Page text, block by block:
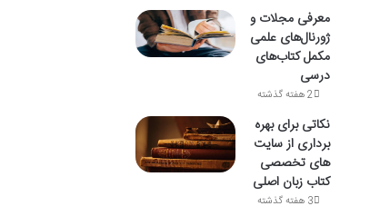
معرفی مجلات و
ژورنال‌های علمی
مکمل کتاب‌های
درسی
2 هفته گذشته
نکاتی برای بهره
برداری از سایت
های تخصصی
کتاب زبان اصلی
3 هفته گذشته